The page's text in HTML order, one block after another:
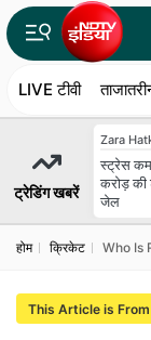
LIVE टीवी
ट्रेडिंग खबरें
Zara
स्ट्रेस कम
करोड़ की
जेल
होम क्रिकेट Who Is
This Article is